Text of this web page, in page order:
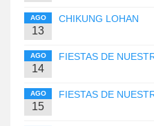
AGO
13
CHIKUNG LOHAN
AGO
14
FIESTAS DE
AGO
15
FIESTAS DE